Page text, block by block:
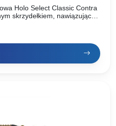
Holo Select Classic Contra
skrzydełkiem, nawiązująca
wyselekcjonowana…